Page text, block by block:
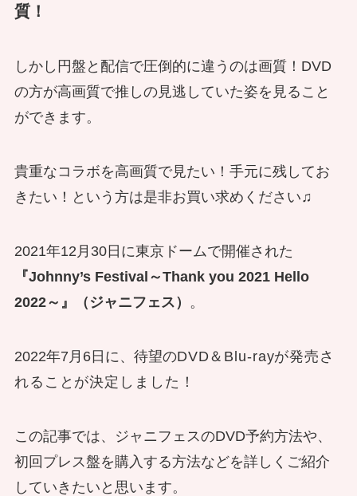
質！
しかし円盤と配信で圧倒的に違うのは画質！DVD
の方が高画質で推しの見逃していた姿を見ること
ができます。
貴重なコラボを高画質で見たい！手元に残してお
きたい！という方は是非お買い求めください♫
2021年12月30日に東京ドームで開催された
『Johnny’s Festival～Thank you 2021 Hello
2022～』（ジャニフェス） 。
2022年7月6日に、待望のDVD ＆ Blu-rayが発売さ
れることが決定しました！
この記事では、 ジャニフェスのDVD予約方法や、
初回プレス盤を購入する方法などを詳しくご紹介
していきたいと思います。